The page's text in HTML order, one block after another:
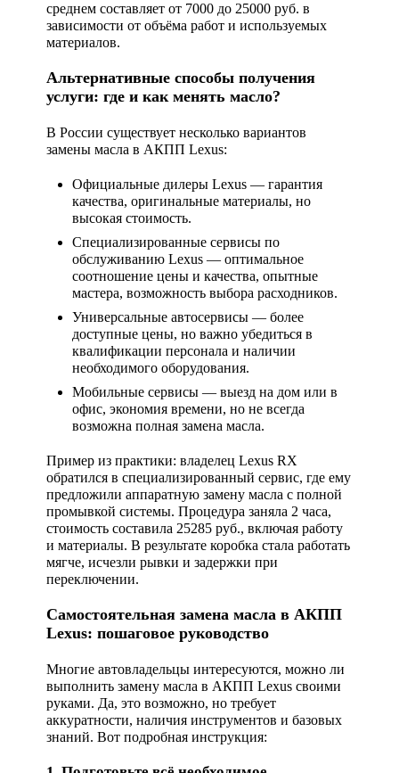
среднем составляет от 7000 до 25000 руб. в
зависимости от объёма работ и используемых
материалов.
Альтернативные способы получения
услуги: где и как менять масло?
В России существует несколько вариантов
замены масла в АКПП Lexus:
Официальные дилеры Lexus— гарантия
качества, оригинальные материалы, но
высокая стоимость.
Специализированные сервисы по
обслуживанию Lexus— оптимальное
соотношение цены и качества, опытные
мастера, возможность выбора расходников.
Универсальные автосервисы— более
доступные цены, но важно убедиться в
квалификации персонала и наличии
необходимого оборудования.
Мобильные сервисы— выезд на дом или в
офис, экономия времени, но не всегда
возможна полная замена масла.
Пример из практики: владелец Lexus RX
обратился в специализированный сервис, где ему
предложили аппаратную замену масла с полной
промывкой системы. Процедура заняла 2 часа,
стоимость составила 25285 руб., включая работу
и материалы. В результате коробка стала работать
мягче, исчезли рывки и задержки при
переключении.
Самостоятельная замена масла в АКПП
Lexus: пошаговое руководство
Многие автовладельцы интересуются, можно ли
выполнить замену масла в АКПП Lexus своими
руками. Да, это возможно, но требует
аккуратности, наличия инструментов и базовых
знаний. Вот подробная инструкция: